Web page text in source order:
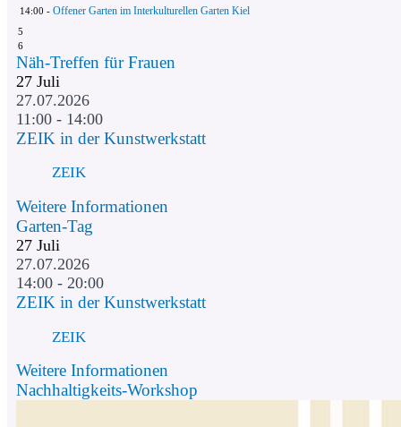
14:00 - Offener Garten im Interkulturellen Garten Kiel
5
6
Näh-Treffen für Frauen
27 Juli
27.07.2026
11:00 - 14:00
ZEIK in der Kunstwerkstatt
ZEIK
Weitere Informationen
Garten-Tag
27 Juli
27.07.2026
14:00 - 20:00
ZEIK in der Kunstwerkstatt
ZEIK
Weitere Informationen
Nachhaltigkeits-Workshop